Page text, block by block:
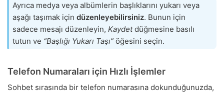
Ayrıca medya veya albümlerin başlıklarını yukarı veya
aşağı taşımak için düzenleyebilirsiniz. Bunun için
sadece mesajı düzenleyin, Kaydetdüğmesine basılı
tutun ve “Başlığı Yukarı Taşı” öğesini seçin.
Telefon Numaraları için Hızlı İşlemler
Sohbet sırasında bir telefon numarasına dokunduğunuzda,